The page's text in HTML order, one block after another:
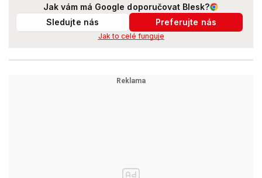
Jak vám má Google doporučovat Blesk?
Sledujte nás
Preferujte nás
Jak to celé funguje